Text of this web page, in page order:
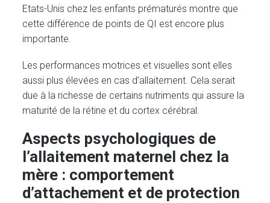
Etats-Unis chez les enfants prématurés montre que
cette différence de points de QI est encore plus
importante.
Les performances motrices et visuelles sont elles
aussi plus élevées en cas d’allaitement. Cela serait
due à la richesse de certains nutriments qui assure la
maturité de la rétine et du cortex cérébral.
Aspects psychologiques de
l’allaitement maternel chez la
mère : comportement
d’attachement et de protection